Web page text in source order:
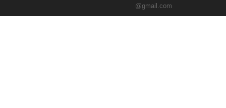
@gmail.com